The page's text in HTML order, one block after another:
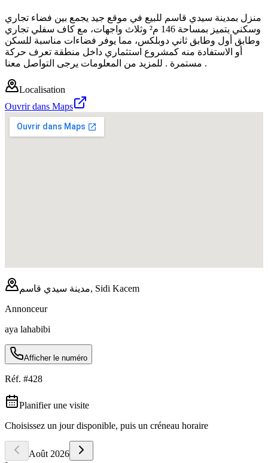
منزل بمدينة سيدي قاسم للبيع في موقع جيد يجمع بين فضاء تجاري
وسكني يتميز بمساحة 146 م² وثلاث واجهات، مع كاف سفلي تجاري
وطابق أول وطابق ثاني دوبلكس، مما يوفر فضاءات مناسبة للسكن
أو الاستفادة منه كمشروع استثماري داخل منطقة تعرف حركة
مستمرة . للمزيد من المعلومات يرجى التواصل معنا .
Localisation
Ouvrir dans Maps
مدينة سيدي قاسم, Sidi Kacem
Annonceur
aya lahabibi
Afficher le numéro
Réf. #428
Planifier une visite
Choisissez un jour disponible, puis un créneau horaire
Août 2026